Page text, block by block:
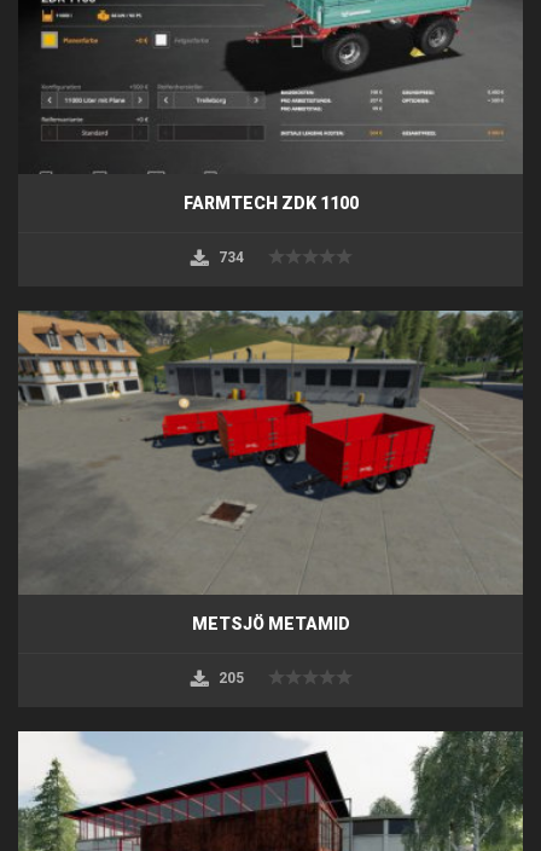
FARMTECH ZDK 1100
734
METSJÖ METAMID
205